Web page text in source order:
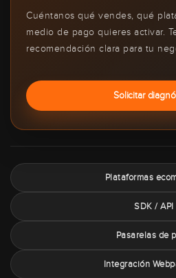
Cuéntanos qué vendes, qué
medio de pago quieres activar.
recomendación clara para tu
Solicitar
Plataformas
SDK / API
Pasarelas de
Integración